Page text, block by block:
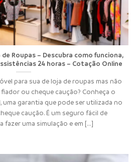
Roupas – Descubra como funciona,
24 horas – Cotação Online
para sua de loja de roupas mas não
ou cheque caução? Conheça o
uma garantia que pode ser utilizada no
caução. É um seguro fácil de
fazer uma simulação e em [...]